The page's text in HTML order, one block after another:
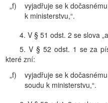
„f)
vyjadřuje se k
k ministerstvu,“.
4. V § 51 odst. 2 se slova
5. V § 52 odst. 1 se za
které zní:
„f)
vyjadřuje se k
soudu k ministerstvu,“.